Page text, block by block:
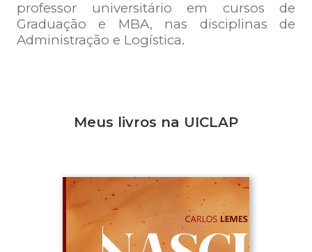
professor universitário em cursos de
Graduação e MBA, nas disciplinas de
Administração e Logística.
Meus livros na UICLAP